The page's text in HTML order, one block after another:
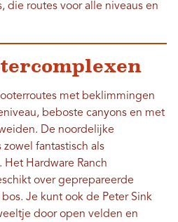
die routes voor alle niveaus en
met beklimmingen
beboste canyons en met
De noordelijke
fantastisch als
Hardware Ranch
over geprepareerde
Je kunt ook de Peter Sink
door open velden en